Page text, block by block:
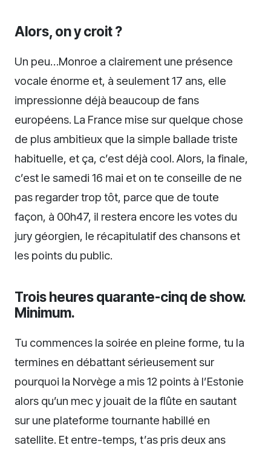
Alors, on y croit ?
Un peu…Monroe a clairement une présence
vocale énorme et, à seulement 17 ans, elle
impressionne déjà beaucoup de fans
européens. La France mise sur quelque chose
de plus ambitieux que la simple ballade triste
habituelle, et ça, c’est déjà cool. Alors, la finale,
c’est le samedi 16 mai et on te conseille de ne
pas regarder trop tôt, parce que de toute
façon, à 00h47, il restera encore les votes du
jury géorgien, le récapitulatif des chansons et
les points du public.
Trois heures quarante-cinq de show.
Minimum.
Tu commences la soirée en pleine forme, tu la
termines en débattant sérieusement sur
pourquoi la Norvège a mis 12 points à l’Estonie
alors qu’un mec y jouait de la flûte en sautant
sur une plateforme tournante habillé en
satellite. Et entre-temps, t’as pris deux ans